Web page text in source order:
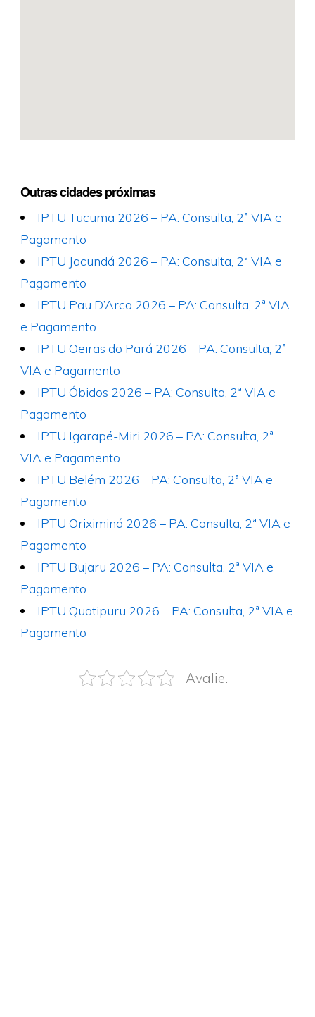
Outras cidades próximas
IPTU Tucumã 2026 – PA: Consulta, 2ª VIA e
Pagamento
IPTU Jacundá 2026 – PA: Consulta, 2ª VIA e
Pagamento
IPTU Pau D’Arco 2026 – PA: Consulta, 2ª VIA
e Pagamento
IPTU Oeiras do Pará 2026 – PA: Consulta, 2ª
VIA e Pagamento
IPTU Óbidos 2026 – PA: Consulta, 2ª VIA e
Pagamento
IPTU Igarapé-Miri 2026 – PA: Consulta, 2ª
VIA e Pagamento
IPTU Belém 2026 – PA: Consulta, 2ª VIA e
Pagamento
IPTU Oriximiná 2026 – PA: Consulta, 2ª VIA e
Pagamento
IPTU Bujaru 2026 – PA: Consulta, 2ª VIA e
Pagamento
IPTU Quatipuru 2026 – PA: Consulta, 2ª VIA e
Pagamento
Avalie.